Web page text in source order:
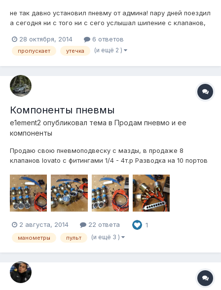
не так давно установил пневму от админа! пару дней поездил
а сегодня ни с того ни с сего услышал шипение с клапанов,
равномерно что за фигня такая? травит только 1 клапан,
брак? что можно сделать?
28 октября, 2014 6 ответов
пропускает утечка (и ещё 2 )
Компоненты пневмы
e1ement2 опубликовал тема в Продам пневмо и ее
компоненты
Продаю свою пневмоподвеску с мазды, в продаже 8
клапанов lovato с фитингами 1/4 - 4т.р Разводка на 10 портов
фитингами - 3,5т.р Пульт управления custom - 3т.р Реле
давления 6-8bar viair - 700р Подушки universal aero sport
2шт. с креплениями п...
2 августа, 2014 22 ответа 1
манометры пульт (и ещё 3 )